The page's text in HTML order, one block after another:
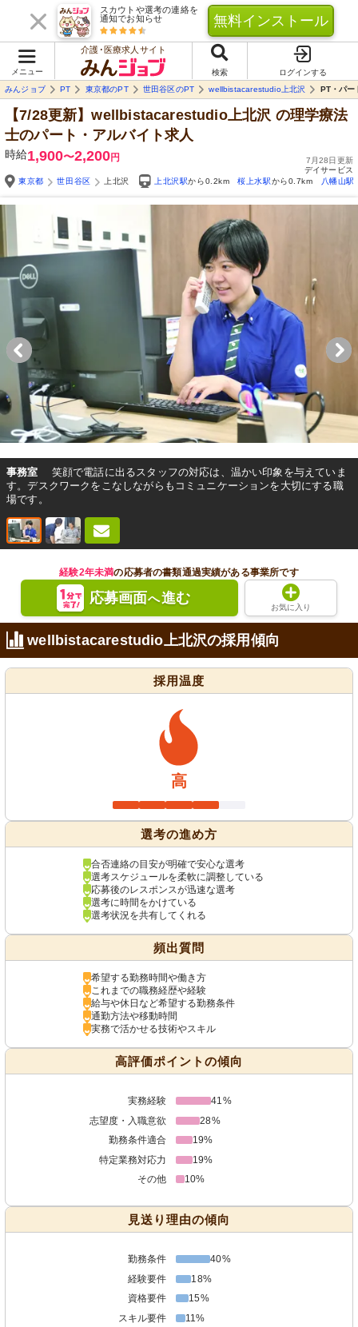
スカウトや選考の連絡を
通知でお知らせ
無料インストール
メニュー
介護･医療求人サイト
検索
ログインする
みんジョブ
PT 東京都のPT 世田谷区のPT wellbistacarestudio上北沢 PT・パー
【7/28更新】wellbistacarestudio上北沢 の理学療法
士のパート・アルバイト求人
時給1,900〜2,200円
7月28日更新
デイサービス
東京都
世田谷区 上北沢 上北沢駅から0.2km 桜上水駅から0.7km 八幡山駅
事務室
笑顔で電話に出るスタッフの対応は、温かい印象を与えていま
す。デスクワークをこなしながらもコミュニケーションを大切にする職
場です。
経験2年未満の応募者の書類通過実績がある事業所です
応募画面へ進む
お気に入り
wellbistacarestudio上北沢の採用傾向
採用温度
高
選考の進め方
合否連絡の目安が明確で安心な選考
選考スケジュールを柔軟に調整している
応募後のレスポンスが迅速な選考
選考に時間をかけている
選考状況を共有してくれる
頻出質問
希望する勤務時間や働き方
これまでの職務経歴や経験
給与や休日など希望する勤務条件
通勤方法や移動時間
実務で活かせる技術やスキル
高評価ポイントの傾向
実務経験
41%
志望度・入職意欲
28%
勤務条件適合
19%
特定業務対応力
19%
その他
10%
見送り理由の傾向
勤務条件
40%
経験要件
18%
資格要件
15%
スキル要件
11%